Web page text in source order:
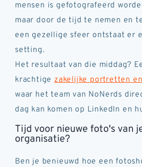
mensen is gefotografeerd
maar door de tijd te nemen en
een gezellige sfeer ontstaat er
setting.
Het resultaat van die middag?
krachtigezakelijke portretten
waar het team van NoNerds
dag kan komen op LinkedIn en
Tijd voor nieuwe foto's van
organisatie?
Ben je benieuwd hoe een